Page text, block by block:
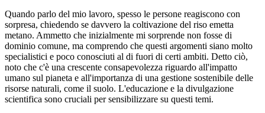
Quando parlo del mio lavoro, spesso le persone reagiscono con
sorpresa, chiedendo se davvero la coltivazione del riso emetta
metano. Ammetto che inizialmente mi sorprende non fosse di
dominio comune, ma comprendo che questi argomenti siano molto
specialistici e poco conosciuti al di fuori di certi ambiti. Detto ciò,
noto che c'è una crescente consapevolezza riguardo all'impatto
umano sul pianeta e all'importanza di una gestione sostenibile delle
risorse naturali, come il suolo. L'educazione e la divulgazione
scientifica sono cruciali per sensibilizzare su questi temi.